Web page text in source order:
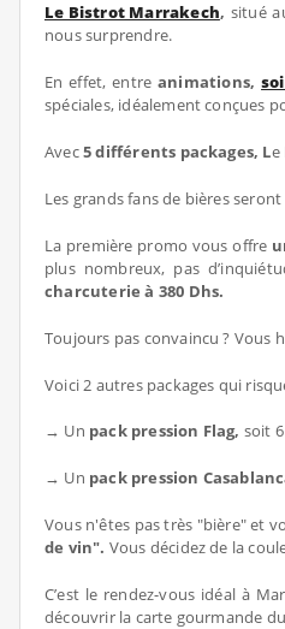
Le Bistrot Marrakech, situé
nous surprendre.
En effet, entreanimations,
spéciales, idéalement conçues
Avec5 différents packages, Le
Les grands fans de bières
La première promo vous offre
plus nombreux, pas
charcuterie à 380 Dhs.
Toujours pas convaincu ? Vous
Voici 2 autres packages qui
→ Un pack pression Flag, soit
→ Un pack pression
Vous n'êtes pas très "bière" et
de vin". Vous décidez de la
C’est le rendez-vous idéal à
découvrir la carte gourmande